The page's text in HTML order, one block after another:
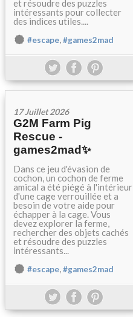
et résoudre des puzzles
intéressants pour collecter
des indices utiles....
#escape,#games2mad
17 Juillet 2026
G2M Farm Pig
Rescue -
games2mad✨
Dans ce jeu d'évasion de
cochon, un cochon de ferme
amical a été piégé à l'intérieur
d'une cage verrouillée et a
besoin de votre aide pour
échapper à la cage. Vous
devez explorer la ferme,
rechercher des objets cachés
et résoudre des puzzles
intéressants...
#escape,#games2mad